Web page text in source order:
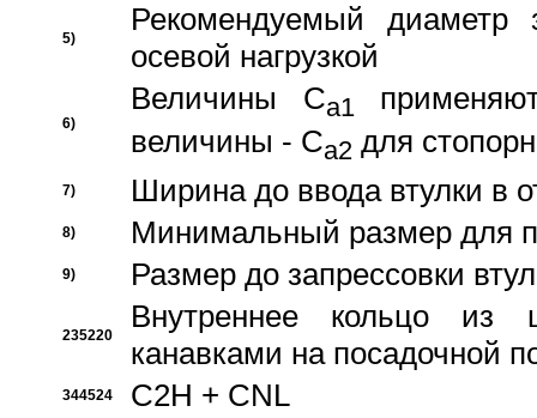
5)
Рекомендуемый диаметр
осевой нагрузкой
6)
Величины Ca1
величины - Ca2 для
7) Ширина до ввода втулки в
8) Минимальный размер для
9) Размер до запрессовки
235220
Внутреннее кольцо из
канавками на посадочной
344524 C2H + CNL